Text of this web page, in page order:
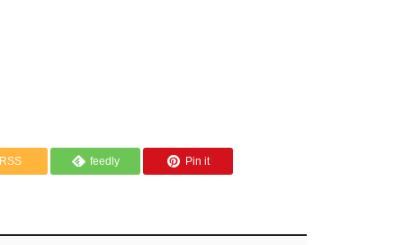
RSS feedly Pin it